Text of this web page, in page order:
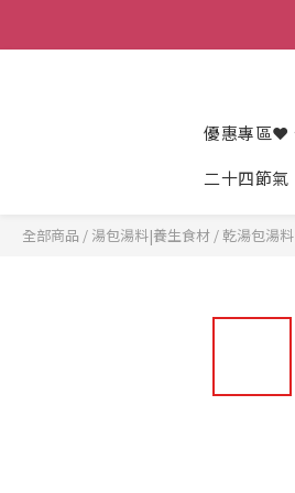
優惠專區❤
二十四節氣
全部商品 / 湯包湯料|養生食材 /乾湯包湯料